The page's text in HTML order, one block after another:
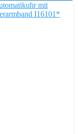
mit
I16101*